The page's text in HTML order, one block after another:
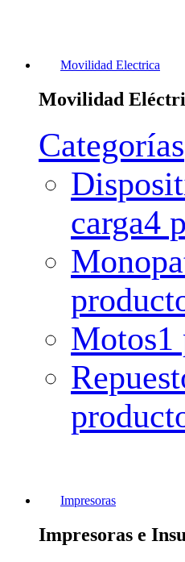
Movilidad Electrica
Movilidad
Categorías
carga4
Motos1
Impresoras
Impresoras e